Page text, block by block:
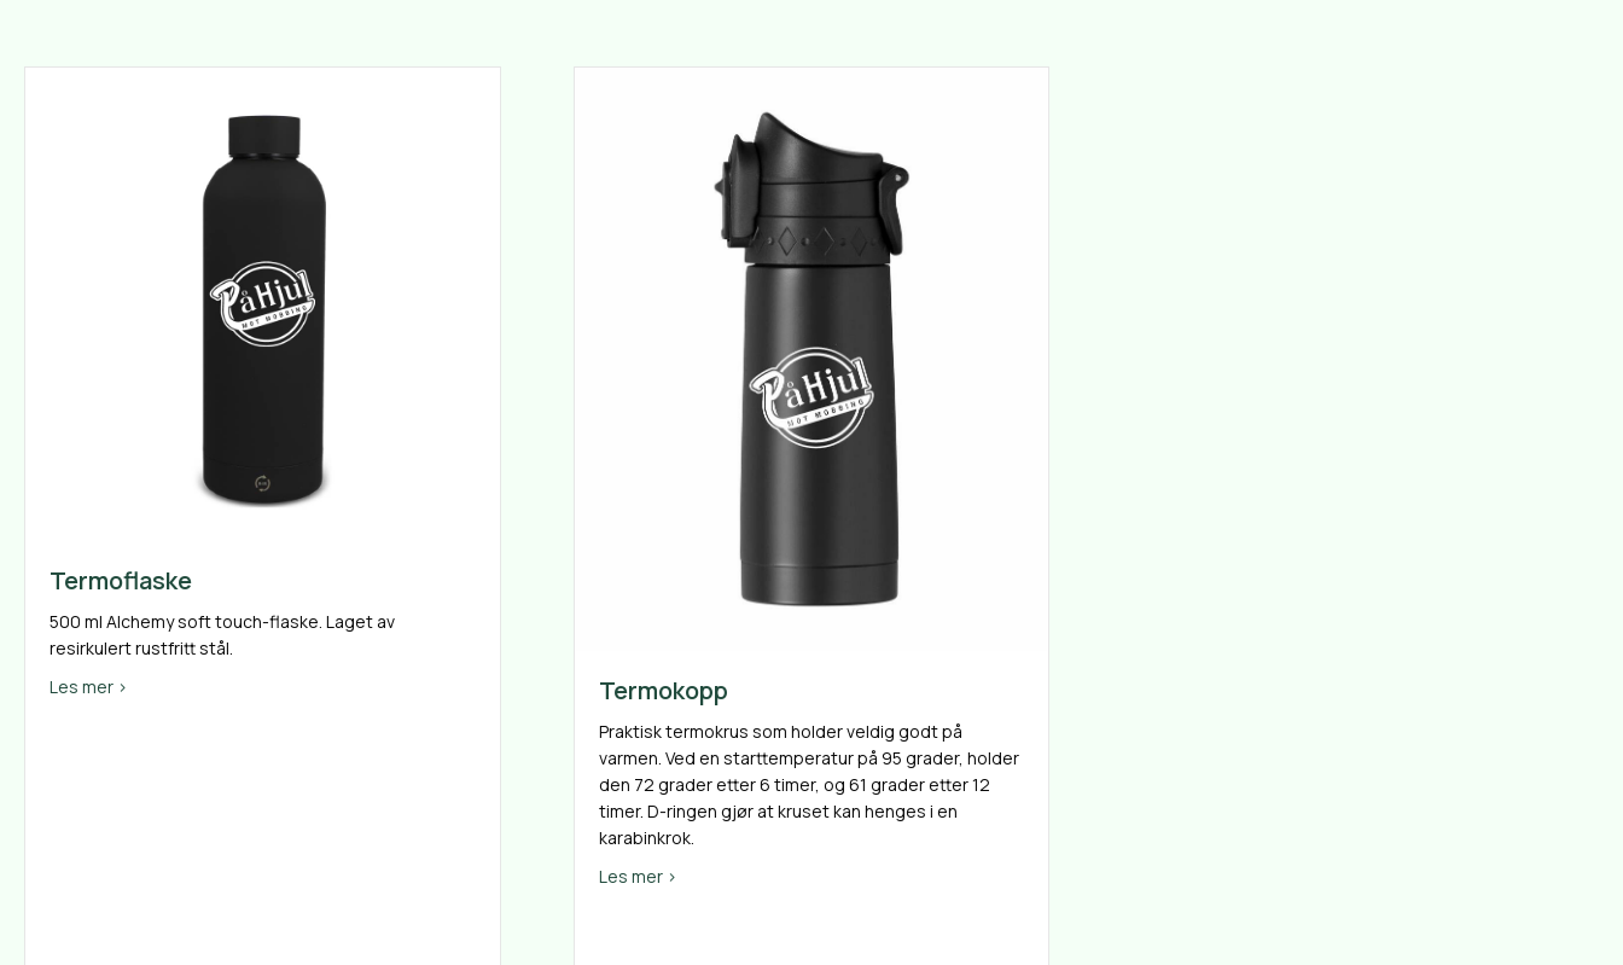
Termoflaske
500 ml Alchemy soft touch-flaske. Laget av
resirkulert rustfritt stål.
Les mer >
Termokopp
Praktisk termokrus som holder veldig godt på
varmen. Ved en starttemperatur på 95 grader, holder
den 72 grader etter 6 timer, og 61 grader etter 12
timer. D-ringen gjør at kruset kan henges i en
karabinkrok.
Les mer >